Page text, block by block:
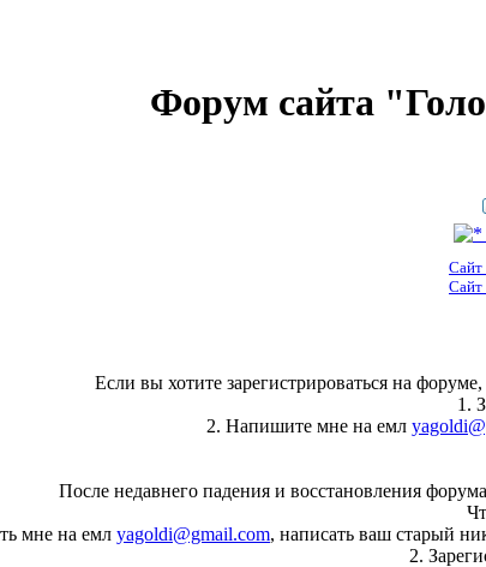
Форум сайта
Сайт
Сайт
Если вы хотите зарегистрироваться на
1.
2. Напишите мне на емл
После недавнего падения и восстановления
мне на емл yagoldi@gmail.com, написать ваш старый
2.